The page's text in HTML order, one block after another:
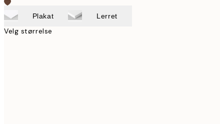
Plakat Lerret
Velg størrelse